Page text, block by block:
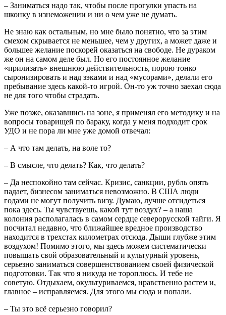
– Заниматься надо так, чтобы после прогулки упасть на
шконку в изнеможении и ни о чем уже не думать.
Не знаю как остальным, но мне было понятно, что за этим
смехом скрывается не меньшее, чем у других, а может даже и
большее желание поскорей оказаться на свободе. Не дураком
же он на самом деле был. Но его постоянное желание
«прилизать» внешнюю действительность, порою тонко
сыронизировать и над зэками и над «мусорами», делали его
пребывание здесь какой-то игрой. Он-то уж точно заехал сюда
не для того чтобы страдать.
Уже позже, оказавшись на зоне, я применял его методику и на
вопросы товарищей по бараку, когда у меня подходит срок
УДО и не пора ли мне уже домой отвечал:
– А что там делать, на воле то?
– В смысле, что делать? Как, что делать?
– Да неспокойно там сейчас. Кризис, санкции, рубль опять
падает, бизнесом заниматься невозможно. В США люди
годами не могут получить визу. Думаю, лучше отсидеться
пока здесь. Ты чувствуешь, какой тут воздух? – а наша
колония располагалась в самом сердце северорусской тайги. Я
посчитал недавно, что ближайшее вредное производство
находится в трехстах километрах отсюда. Дыши глубже этим
воздухом! Помимо этого, мы здесь можем систематически
повышать свой образовательный и культурный уровень,
серьезно заниматься совершенствованием своей физической
подготовки. Так что я никуда не тороплюсь. И тебе не
советую. Отдыхаем, окультуриваемся, нравственно растем и,
главное – исправляемся. Для этого мы сюда и попали.
– Ты это всё серьезно говорил?